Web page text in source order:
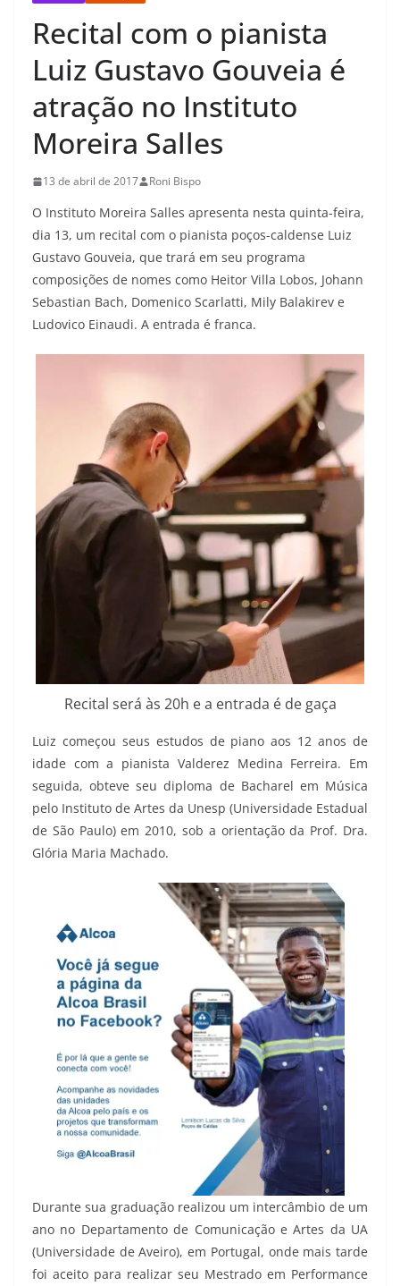
Recital com o pianista
Luiz Gustavo Gouveia é
atração no Instituto
Moreira Salles
13 de abril de 2017 Roni Bispo
O Instituto Moreira Salles apresenta nesta quinta-feira,
dia 13, um recital com o pianista poços-caldense Luiz
Gustavo Gouveia, que trará em seu programa
composições de nomes como Heitor Villa Lobos, Johann
Sebastian Bach, Domenico Scarlatti, Mily Balakirev e
Ludovico Einaudi. A entrada é franca.
Recital será às 20h e a entrada é de gaça
Luiz começou seus estudos de piano aos 12 anos de
idade com a pianista Valderez Medina Ferreira. Em
seguida, obteve seu diploma de Bacharel em Música
pelo Instituto de Artes da Unesp (Universidade Estadual
de São Paulo) em 2010, sob a orientação da Prof. Dra.
Glória Maria Machado.
Durante sua graduação realizou um intercâmbio de um
ano no Departamento de Comunicação e Artes da UA
(Universidade de Aveiro), em Portugal, onde mais tarde
foi aceito para realizar seu Mestrado em Performance